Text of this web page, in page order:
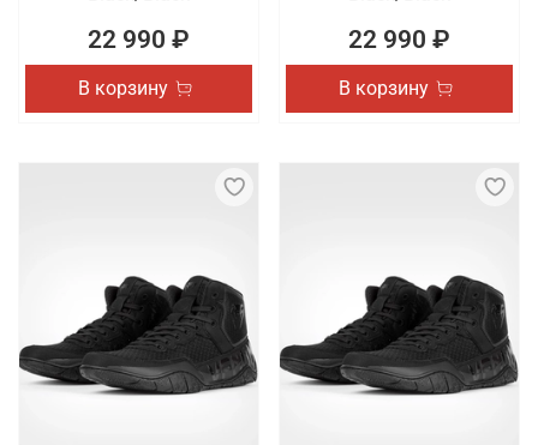
22 990 ₽
В корзину
22 990 ₽
В корзину